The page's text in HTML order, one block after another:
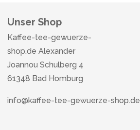
Unser Shop
Kaffee-tee-gewuerze-
shop.de Alexander
Joannou Schulberg 4
61348 Bad Homburg
info@kaffee-tee-gewuerze-shop.de